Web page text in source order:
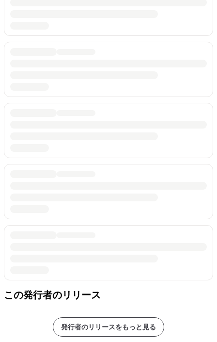
この発行者のリリース
発行者のリリースをもっと見る